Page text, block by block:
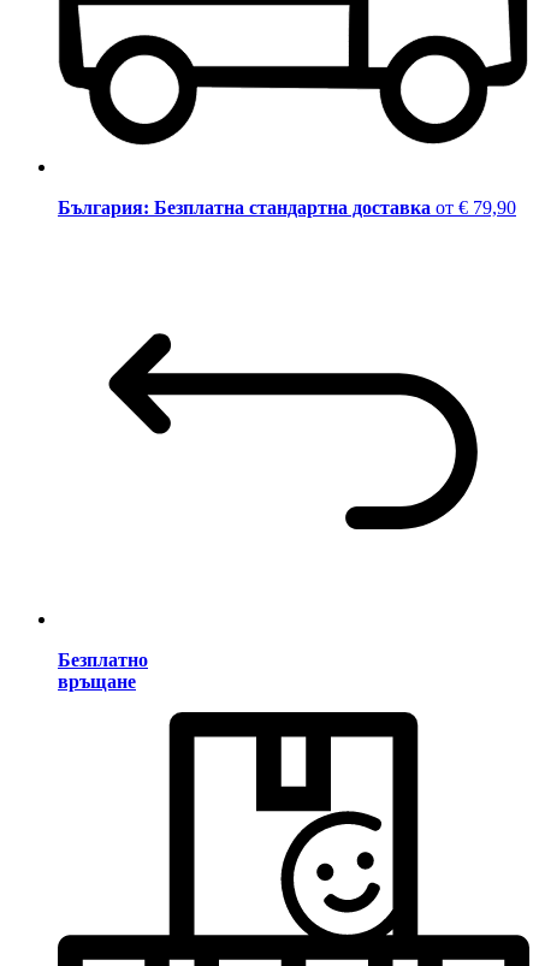
България: Безплатна стандартна доставка от € 79,90
Безплатно
връщане